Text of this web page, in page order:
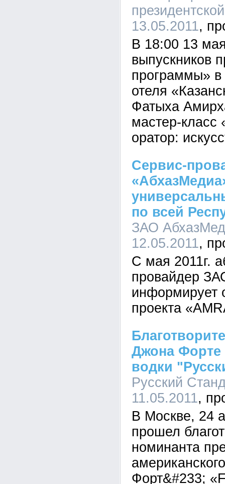
13.05.2011
В 18:00 13
выпускников
программы»
отеля
Фатыха
мастер-класс
оратор:
Сервис-
по всей
ЗАО
12.05.2011
С мая 2011г.
провайдер
информирует
проекта
Джона Форте
водки
Русский
11.05.2011
В Москве, 24
прошел
номинанта
Форт&#233;